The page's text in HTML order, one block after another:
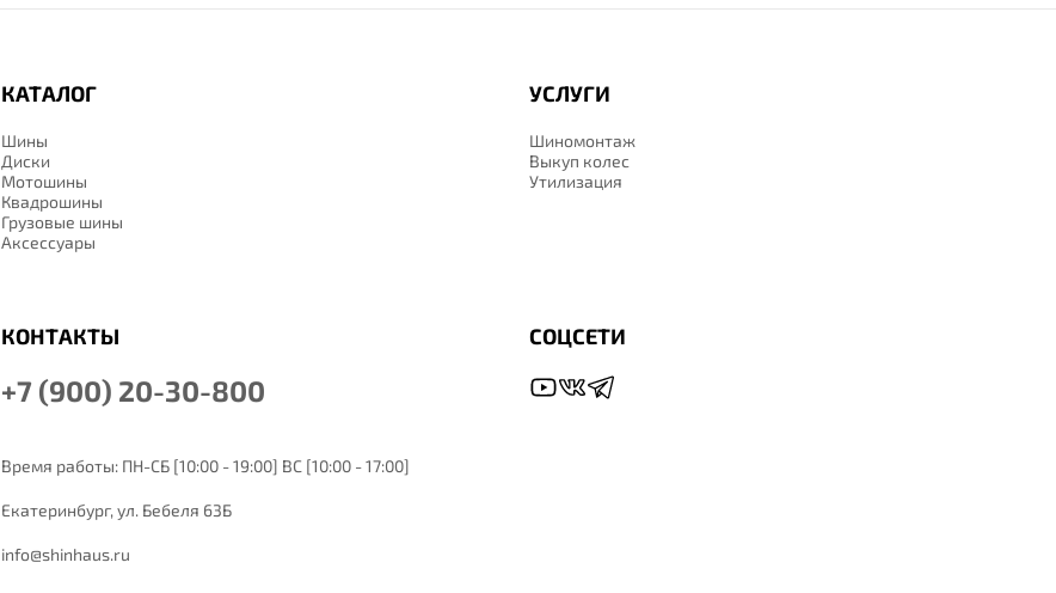
КАТАЛОГ
Шины
Диски
Мотошины
Квадрошины
Грузовые шины
Аксессуары
УСЛУГИ
Шиномонтаж
Выкуп колес
Утилизация
КОНТАКТЫ
+7 (900) 20-30-800
Время работы: ПН-СБ [10:00 - 19:00] ВС [10:00 - 17:00]
Екатеринбург,ул. Бебеля 63Б
info@shinhaus.ru
СОЦСЕТИ